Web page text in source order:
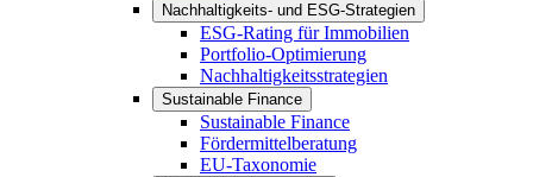
Nachhaltigkeits- und ESG-Strategien
(Menü
erweitern)
ESG-Rating für Immobilien
Portfolio-Optimierung
Nachhaltigkeitsstrategien
Sustainable Finance
(Menü
erweitern)
Sustainable Finance
Fördermittelberatung
EU-Taxonomie